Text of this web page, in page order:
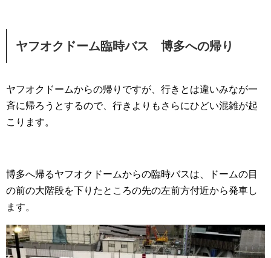
ヤフオクドーム臨時バス 博多への帰り
ヤフオクドームからの帰りですが、行きとは違いみなが一
斉に帰ろうとするので、行きよりもさらにひどい混雑が起
こります。
博多へ帰るヤフオクドームからの臨時バスは、ドームの目
の前の大階段を下りたところの先の左前方付近から発車し
ます。